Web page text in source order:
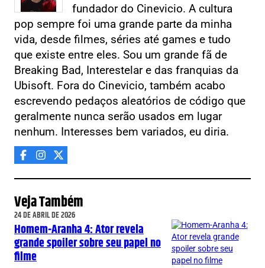
fundador do Cinevicio. A cultura
pop sempre foi uma grande parte da minha
vida, desde filmes, séries até games e tudo
que existe entre eles. Sou um grande fã de
Breaking Bad, Interestelar e das franquias da
Ubisoft. Fora do Cinevicio, também acabo
escrevendo pedaços aleatórios de código que
geralmente nunca serão usados em lugar
nenhum. Interesses bem variados, eu diria.
Veja Também
24 DE ABRIL DE 2026
Homem-Aranha 4: Ator revela
grande spoiler sobre seu papel no
filme